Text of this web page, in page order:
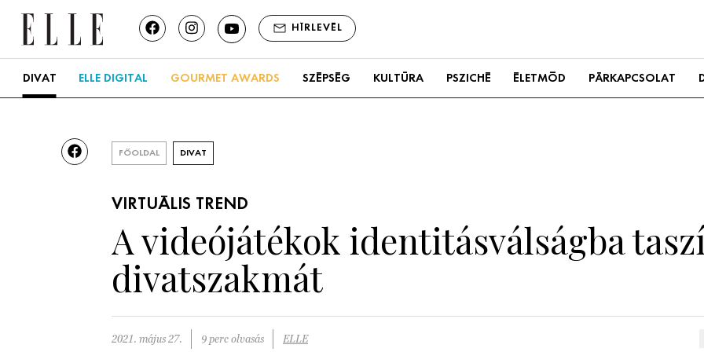
HÍRLEVÉL
DIVAT ELLE DIGITAL GOURMET AWARDS SZÉPSÉG KULTÚRA PSZICHÉ ÉLETMÓD PÁRKAPCSOLAT
FŐOLDAL DIVAT
VIRTUÁLIS TREND
A videójátékok identitásválságba
divatszakmát
2021. május 27. 9 perc olvasás ELLE